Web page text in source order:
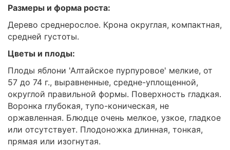
Размеры и форма роста:
Дерево среднерослое. Крона округлая, компактная,
средней густоты.
Цветы и плоды:
Плоды яблони 'Алтайское пурпуровое' мелкие, от
57 до 74 г., выравненные, средне-уплощенной,
округлой правильной формы. Поверхность гладкая.
Воронка глубокая, тупо-коническая, не
оржавленная. Блюдце очень мелкое, узкое, гладкое
или отсутствует. Плодоножка длинная, тонкая,
прямая или изогнутая.